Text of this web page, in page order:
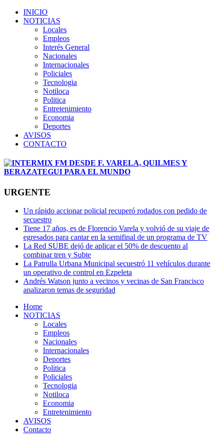
INICIO
NOTICIAS
Locales
Empleos
Interés General
Nacionales
Internacionales
Policiales
Tecnologia
Notiloca
Politica
Entretenimiento
Economia
Deportes
AVISOS
CONTACTO
URGENTE
Un rápido accionar policial recuperó rodados con pedido de
secuestro
Tiene 17 años, es de Florencio Varela y volvió de su viaje de
egresados para cantar en la semifinal de un programa de TV
La Red SUBE dejó de aplicar el 50% de descuento al
combinar tren y Subte
La Patrulla Urbana Municipal secuestró 11 vehículos durante
un operativo de control en Ezpeleta
Andrés Watson junto a vecinos y vecinas de San Francisco
analizaron temas de seguridad
Home
NOTICIAS
Locales
Empleos
Nacionales
Internacionales
Deportes
Politica
Policiales
Tecnologia
Notiloca
Economia
Entretenimiento
AVISOS
Contacto